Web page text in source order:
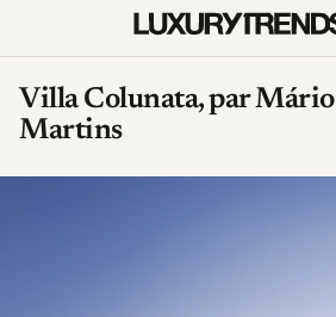
Villa Colunata, par Mário
Martins